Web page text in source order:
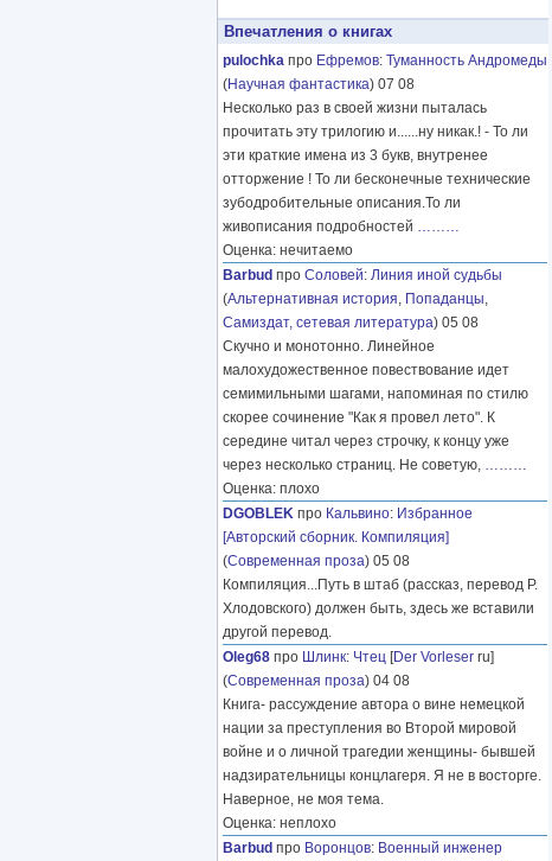
Впечатления о книгах
pulochka про Ефремов: Туманность Андромеды
(Научная фантастика) 07 08
Несколько раз в своей жизни пыталась
прочитать эту трилогию и......ну никак.! - То ли
эти краткие имена из 3 букв, внутренее
отторжение ! То ли бесконечные технические
зубодробительные описания.То ли
живописания подробностей ………
Оценка: нечитаемо
Barbud про Соловей: Линия иной судьбы
(Альтернативная история, Попаданцы,
Самиздат, сетевая литература) 05 08
Скучно и монотонно. Линейное
малохудожественное повествование идет
семимильными шагами, напоминая по стилю
скорее сочинение "Как я провел лето". К
середине читал через строчку, к концу уже
через несколько страниц. Не советую, ………
Оценка: плохо
DGOBLEK про Кальвино: Избранное
[Авторский сборник. Компиляция]
(Современная проза) 05 08
Компиляция...Путь в штаб (рассказ, перевод Р.
Хлодовского) должен быть, здесь же вставили
другой перевод.
Oleg68 про Шлинк: Чтец [Der Vorleser ru]
(Современная проза) 04 08
Книга- рассуждение автора о вине немецкой
нации за преступления во Второй мировой
войне и о личной трагедии женщины- бывшей
надзирательницы концлагеря. Я не в восторге.
Наверное, не моя тема.
Оценка: неплохо
Barbud про Воронцов: Военный инженер